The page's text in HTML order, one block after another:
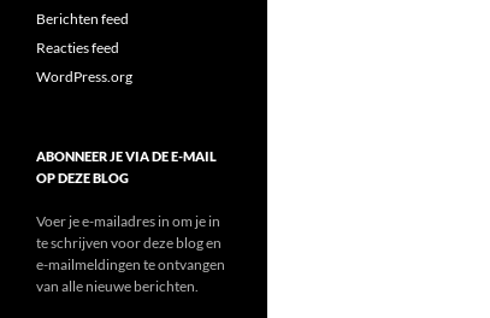
Berichten feed
Reacties feed
WordPress.org
ABONNEER JE VIA DE E-MAIL
OP DEZE BLOG
Voer je e-mailadres in om je in
te schrijven voor deze blog en
e-mailmeldingen te ontvangen
van alle nieuwe berichten.